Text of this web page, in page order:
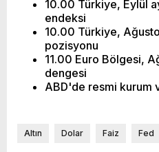
10.00 Türkiye, Eylül
endeksi
10.00 Türkiye,
pozisyonu
11.00 Euro Bölgesi,
dengesi
ABD'de resmi kurum
Altın Dolar Faiz Fed